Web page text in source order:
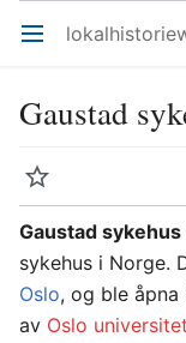
Åpne hovedmenyen
Gaustad
Overvåk
Gaustad sykehus
sykehus i Norge.
Oslo, og ble åpna
av Oslo